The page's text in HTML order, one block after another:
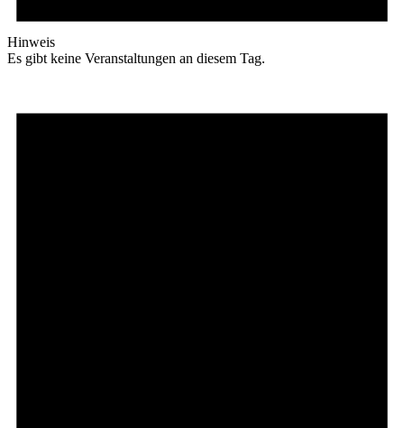
Hinweis
Es gibt keine Veranstaltungen an diesem Tag.